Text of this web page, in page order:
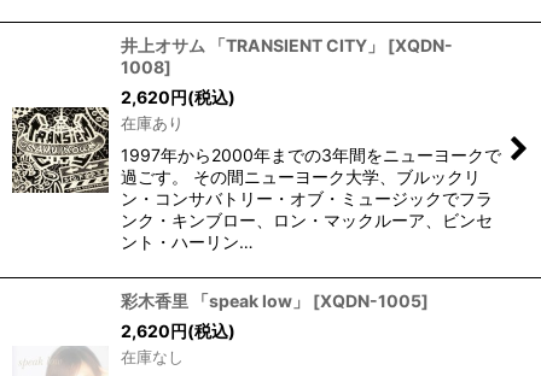
井上オサム 「TRANSIENT CITY」 [XQDN-
1008]
2,620円(税込)
在庫あり
1997年から2000年までの3年間をニューヨークで
過ごす。 その間ニューヨーク大学、ブルックリ
ン・コンサバトリー・オブ・ミュージックでフラ
ンク・キンブロー、ロン・マックルーア、ビンセ
ント・ハーリン…
彩木香里 「speak low」 [XQDN-1005]
2,620円(税込)
在庫なし